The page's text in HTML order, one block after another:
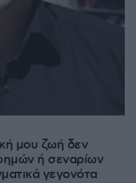
μου ζωή δεν
ή σεναρίων
γεγονότα